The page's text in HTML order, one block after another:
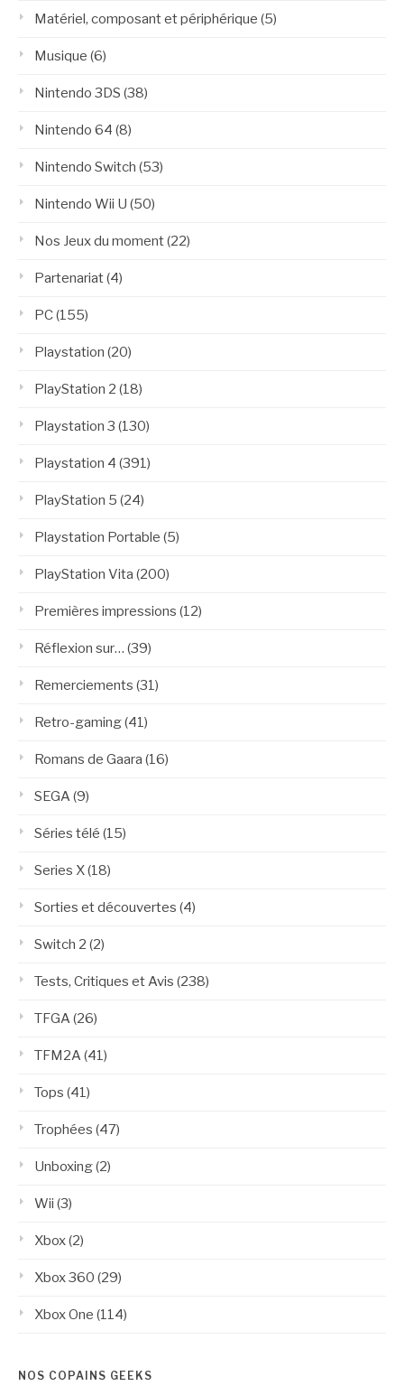
Matériel, composant et périphérique (5)
Musique (6)
Nintendo 3DS (38)
Nintendo 64 (8)
Nintendo Switch (53)
Nintendo Wii U (50)
Nos Jeux du moment(22)
Partenariat(4)
PC(155)
Playstation (20)
PlayStation 2 (18)
Playstation 3 (130)
Playstation 4 (391)
PlayStation 5 (24)
Playstation Portable (5)
PlayStation Vita (200)
Premières impressions (12)
Réflexion sur… (39)
Remerciements (31)
Retro-gaming(41)
Romans de Gaara (16)
SEGA(9)
Séries télé (15)
Series X(18)
Sorties et découvertes (4)
Switch 2 (2)
Tests, Critiques et Avis (238)
TFGA(26)
TFM2A(41)
Tops (41)
Trophées (47)
Unboxing(2)
Wii (3)
Xbox(2)
Xbox 360 (29)
Xbox One (114)
NOS COPAINS GEEKS